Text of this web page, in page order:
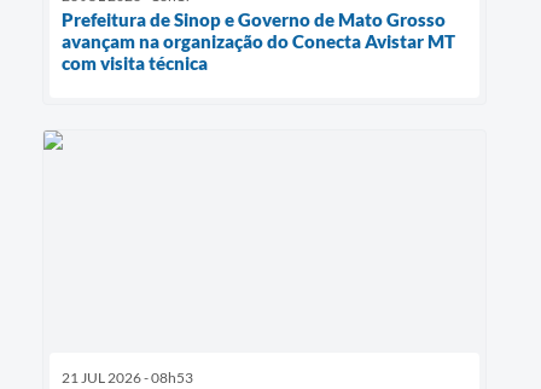
Prefeitura de Sinop e Governo de Mato Grosso
avançam na organização do Conecta Avistar MT
com visita técnica
21 JUL 2026 - 08h53